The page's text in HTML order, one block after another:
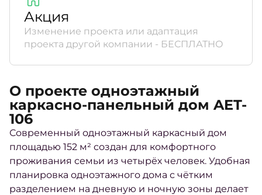
Акция
Изменение проекта или адаптация
проекта другой компании - БЕСПЛАТНО
О проекте одноэтажный
каркасно-панельный дом AET-
106
Современный одноэтажный каркасный дом
площадью 152 м² создан для комфортного
проживания семьи из четырёх человек. Удобная
планировка одноэтажного дома с чётким
разделением на дневную и ночную зоны делает